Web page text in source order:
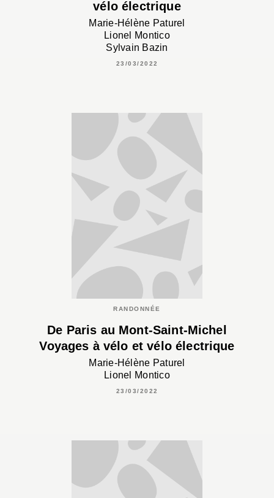
vélo électrique
Marie-Hélène Paturel
Lionel Montico
Sylvain Bazin
23/03/2022
RANDONNÉE
De Paris au Mont-Saint-Michel
Voyages à vélo et vélo électrique
Marie-Hélène Paturel
Lionel Montico
23/03/2022